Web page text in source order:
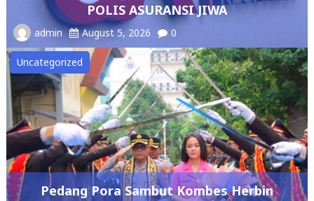
POLIS ASURANSI JIWA
admin August 5, 2026 0
Uncategorized
Pedang Pora Sambut Kombes Herbin